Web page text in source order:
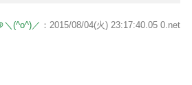
＼(^o^)／ ：2015/08/04(火) 23:17:40.05 0.net